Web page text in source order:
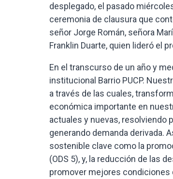
desplegado, el pasado
ceremonia de clausura que
señor Jorge Román, señora
Franklin Duarte, quien lideró el
En el transcurso de un año y
institucional Barrio PUCP.
a través de las cuales,
económica importante en
actuales y nuevas, resolviendo
generando demanda derivada.
sostenible clave como la
(ODS 5), y, la reducción de las
promover mejores condiciones